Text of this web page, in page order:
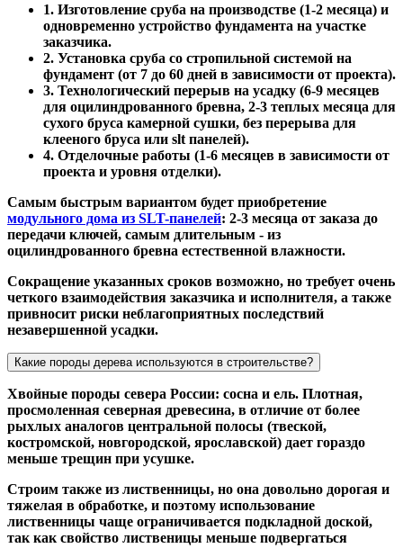
1. Изготовление сруба на производстве (1-2 месяца) и
одновременно устройство фундамента на участке
заказчика.
2. Установка сруба со стропильной системой на
фундамент (от 7 до 60 дней в зависимости от проекта).
3. Технологический перерыв на усадку (6-9 месяцев
для оцилиндрованного бревна, 2-3 теплых месяца для
сухого бруса камерной сушки, без перерыва для
клееного бруса или slt панелей).
4. Отделочные работы (1-6 месяцев в зависимости от
проекта и уровня отделки).
Самым быстрым вариантом будет приобретение
модульного дома из SLT-панелей: 2-3 месяца от заказа до
передачи ключей, самым длительным - из
оцилиндрованного бревна естественной влажности.
Сокращение указанных сроков возможно, но требует очень
четкого взаимодействия заказчика и исполнителя, а также
привносит риски неблагоприятных последствий
незавершенной усадки.
Какие породы дерева используются в строительстве?
Хвойные породы севера России: сосна и ель. Плотная,
просмоленная северная древесина, в отличие от более
рыхлых аналогов центральной полосы (твеской,
костромской, новгородской, ярославской) дает гораздо
меньше трещин при усушке.
Строим также из лиственницы, но она довольно дорогая и
тяжелая в обработке, и поэтому использование
лиственницы чаще ограничивается подкладной доской,
так как свойство лиственицы меньше подвергаться